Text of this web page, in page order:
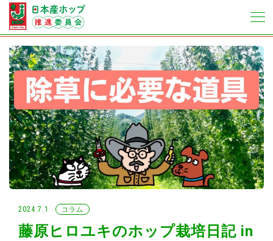
2024.7.1 コラム
藤原ヒロユキのホップ栽培日記 in